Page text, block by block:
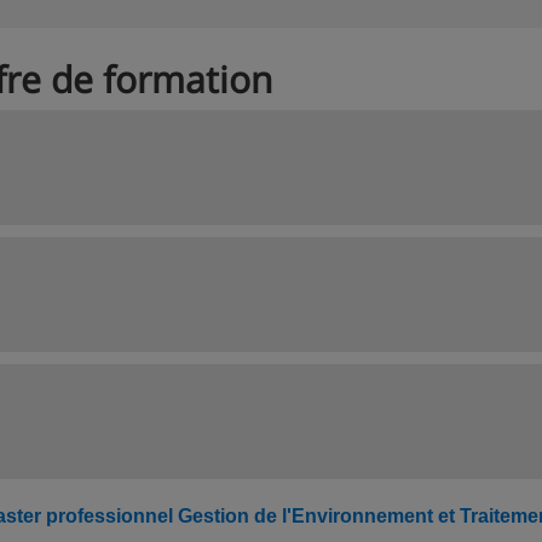
de formation
professionnel Gestion de l'Environnement et